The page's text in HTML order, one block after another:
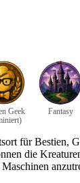
Geek
Fantasy
für Bestien,
die